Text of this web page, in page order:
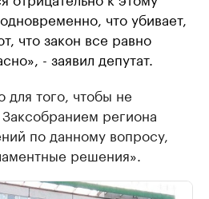
что убивает,
что закон все равно
- заявил депутат.
для того, чтобы не
региона
по данному вопросу,
решения».